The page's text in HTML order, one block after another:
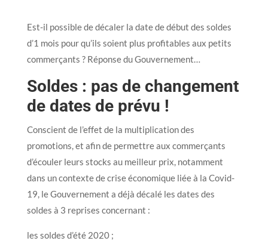
Est-il possible de décaler la date de début des soldes
d’1 mois pour qu’ils soient plus profitables aux petits
commerçants ? Réponse du Gouvernement…
Soldes : pas de changement
de dates de prévu !
Conscient de l’effet de la multiplication des
promotions, et afin de permettre aux commerçants
d’écouler leurs stocks au meilleur prix, notamment
dans un contexte de crise économique liée à la Covid-
19, le Gouvernement a déjà décalé les dates des
soldes à 3 reprises concernant :
les soldes d’été 2020 ;